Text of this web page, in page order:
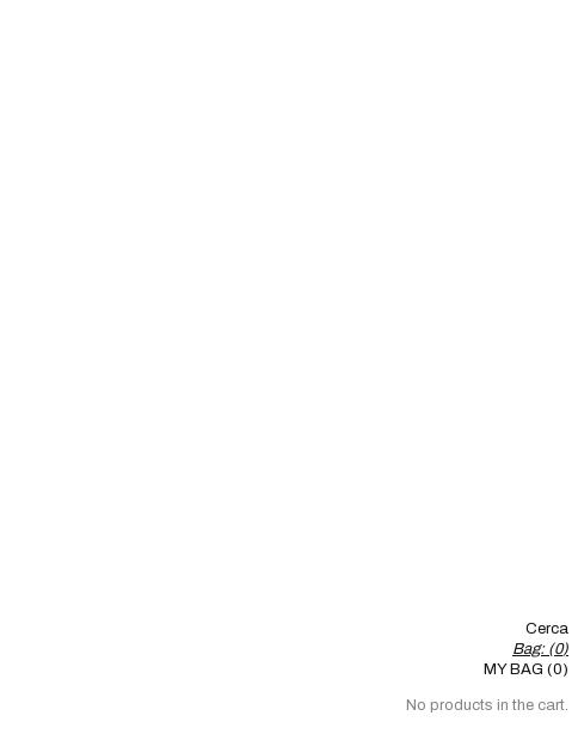
Cerca
Bag: (0)
MY BAG (0)
No products in the cart.